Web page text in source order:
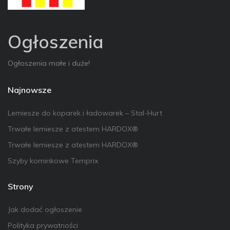
Ogłoszenia
Ogłoszenia małe i duże!
Najnowsze
Lemiesze do koparek i ładowarek – Stal-Hurt
Trwałe lemiesze z atestem HARDOX®
Trwałe lemiesze z atestem HARDOX®
Szyby kominkowe Temprix
Strony
Jak dodać ogłoszenie
Polityka prywatności